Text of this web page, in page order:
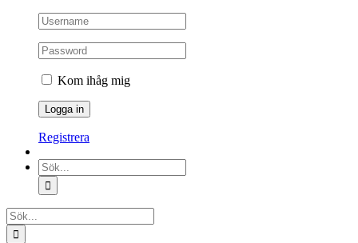
Kom ihåg mig
Registrera
Sök
efter:
Sök
efter: